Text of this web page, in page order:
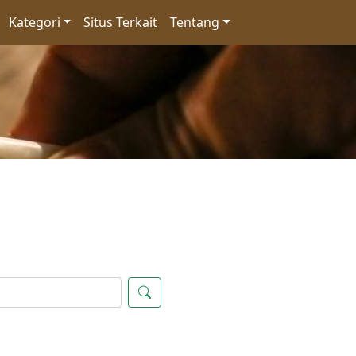
Kategori Situs Terkait Tentang